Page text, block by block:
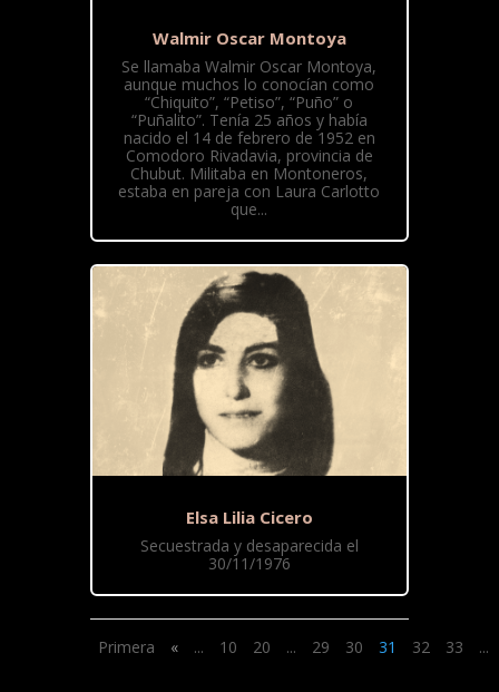
Walmir Oscar Montoya
Se llamaba Walmir Oscar Montoya,
aunque muchos lo conocían como
“Chiquito”, “Petiso”, “Puño” o
“Puñalito”. Tenía 25 años y había
nacido el 14 de febrero de 1952 en
Comodoro Rivadavia, provincia de
Chubut. Militaba en Montoneros,
estaba en pareja con Laura Carlotto
que...
Elsa Lilia Cicero
Secuestrada y desaparecida el
30/11/1976
Primera « ... 10 20 ... 29 30 31 32 33 ...